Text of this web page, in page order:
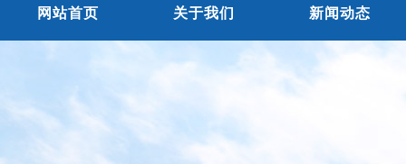
网站首页 关于我们 新闻动态